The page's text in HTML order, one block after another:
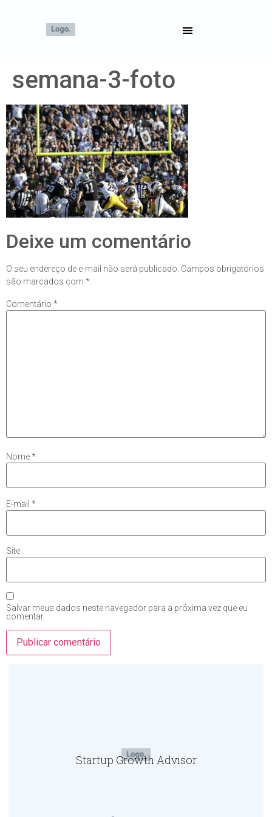
semana-3-foto
Deixe um comentário
O seu endereço de e-mail não será publicado. Campos obrigatórios
são marcados com *
Comentário *
Nome*
E-mail *
Site
Salvar meus dados neste navegador para a próxima vez que eu
comentar.
Startup Growth Advisor